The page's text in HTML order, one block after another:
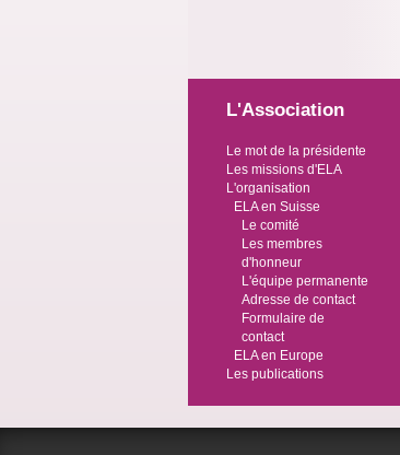
L'Association
Le mot de la présidente
Les missions d'ELA
L'organisation
ELA en Suisse
Le comité
Les membres
d'honneur
L'équipe permanente
Adresse de contact
Formulaire de
contact
ELA en Europe
Les publications